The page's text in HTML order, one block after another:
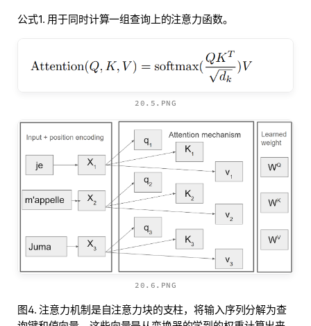
公式1. 用于同时计算一组查询上的注意力函数。
20.5.PNG
20.6.PNG
图4. 注意力机制是自注意力块的支柱，将输入序列分解为查